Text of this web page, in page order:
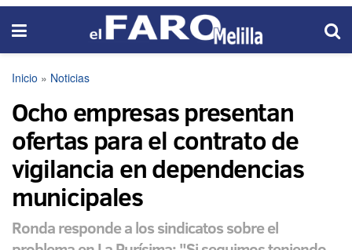
Inicio » Noticias
Ocho empresas presentan
ofertas para el contrato de
vigilancia en dependencias
municipales
Ronda responde a los sindicatos sobre el